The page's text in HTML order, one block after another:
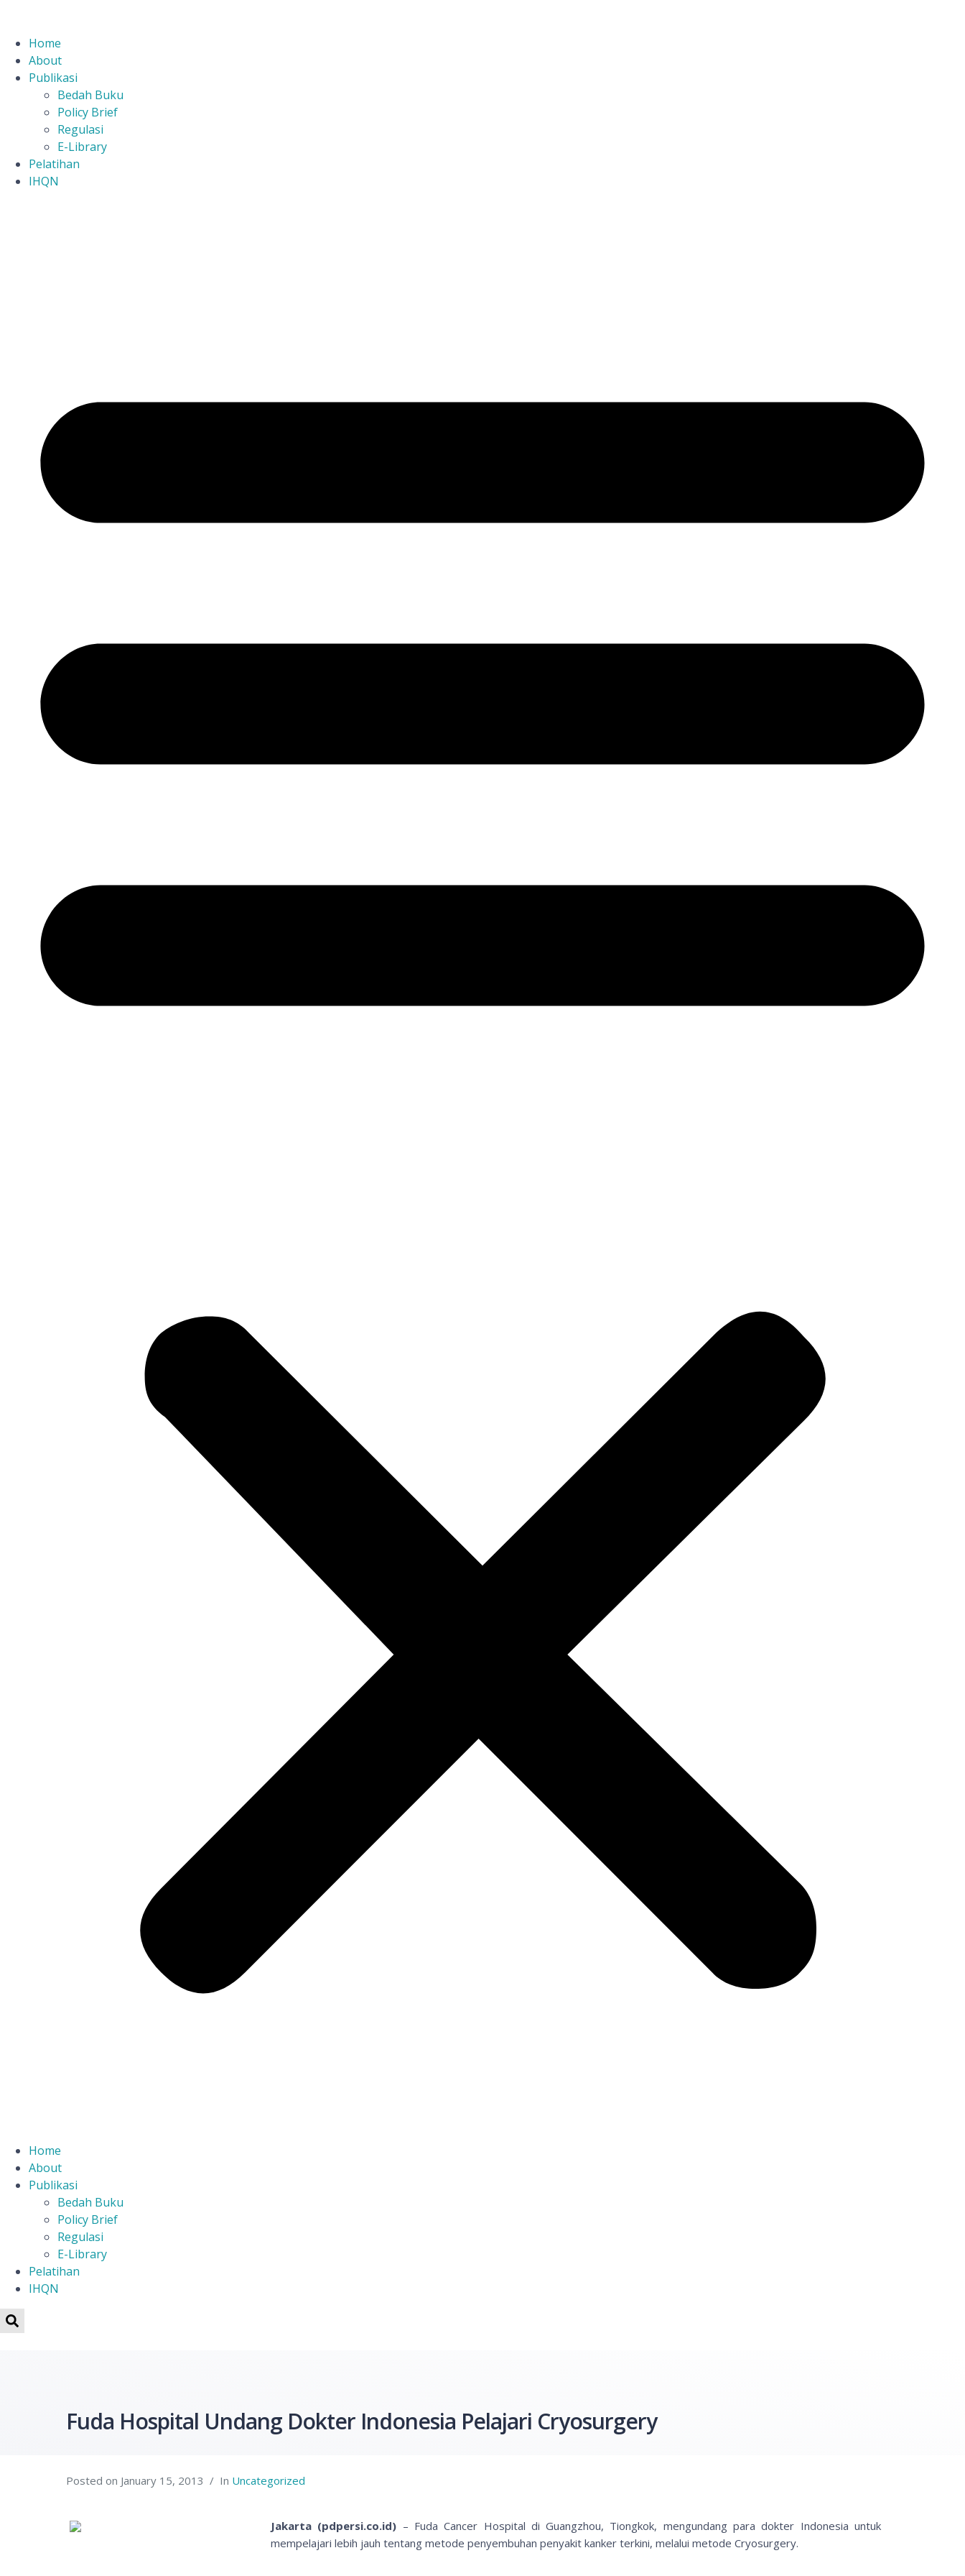
Home
About
Publikasi
Bedah Buku
Policy Brief
Regulasi
E-Library
Pelatihan
IHQN
Home
About
Publikasi
Bedah Buku
Policy Brief
Regulasi
E-Library
Pelatihan
IHQN
Fuda Hospital Undang Dokter Indonesia Pelajari Cryosurgery
Posted on January 15, 2013 In Uncategorized
Jakarta (pdpersi.co.id) – Fuda Cancer Hospital di Guangzhou, Tiongkok, mengundang para dokter Indonesia untuk
mempelajari lebih jauh tentang metode penyembuhan penyakit kanker terkini, melalui metode Cryosurgery.